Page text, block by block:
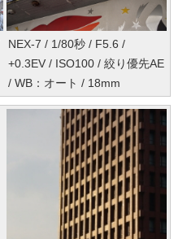
NEX-7 / 1/80秒 / F5.6 /
+0.3EV / ISO100 / 絞り優先AE
/ WB：オート / 18mm